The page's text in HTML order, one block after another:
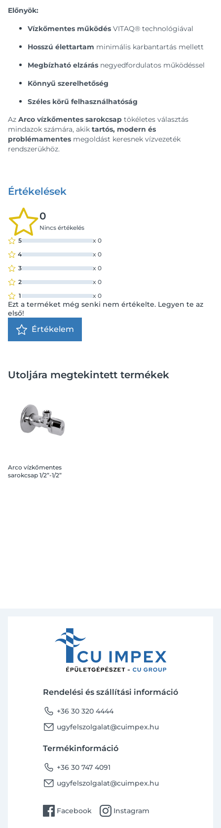
Előnyök:
Vízkőmentes működés VITAQ® technológiával
Hosszú élettartam minimális karbantartás mellett
Megbízható elzárás negyedfordulatos működéssel
Könnyű szerelhetőség
Széles körű felhasználhatóság
Az Arco vízkőmentes sarokcsap tökéletes választás
mindazok számára, akik tartós, modern és
problémamentes megoldást keresnek vízvezeték
rendszerükhöz.
Értékelések
0
Nincs értékelés
5
x 0
4
x 0
3
x 0
2
x 0
1
x 0
Ezt a terméket még senki nem értékelte. Legyen te az
első!
Értékelem
Utoljára megtekintett termékek
Arco vízkőmentes
sarokcsap 1/2”-1/2”
Rendelési és szállítási információ
phone +36 30 320 4444
email ugyfelszolgalat@cuimpex.hu
Termékinformáció
phone +36 30 747 4091
email ugyfelszolgalat@cuimpex.hu
facebook Facebook instagram Instagram